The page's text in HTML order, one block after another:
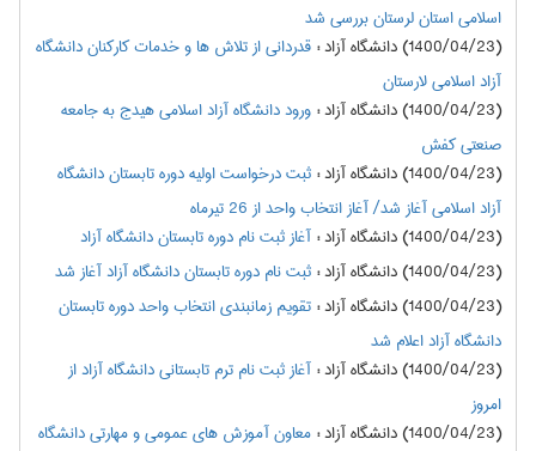
اسلامی استان لرستان بررسی شد
(1400/04/23) دانشگاه آزاد
:قدردانی از تلاش ها و خدمات کارکنان دانشگاه
آزاد اسلامی لارستان
(1400/04/23) دانشگاه آزاد
:ورود دانشگاه آزاد اسلامی هیدج به جامعه
صنعتی کفش
(1400/04/23) دانشگاه آزاد
:ثبت درخواست اولیه دوره تابستان دانشگاه
آزاد اسلامی آغاز شد/ آغاز انتخاب واحد از 26 تیرماه
(1400/04/23) دانشگاه آزاد
:آغاز ثبت نام دوره تابستان دانشگاه آزاد
(1400/04/23) دانشگاه آزاد
:ثبت نام دوره تابستان دانشگاه آزاد آغاز شد
(1400/04/23) دانشگاه آزاد
:تقویم زمانبندی انتخاب واحد دوره تابستان
دانشگاه آزاد اعلام شد
(1400/04/23) دانشگاه آزاد
:آغاز ثبت نام ترم تابستانی دانشگاه آزاد از
امروز
(1400/04/23) دانشگاه آزاد
:معاون آموزش های عمومی و مهارتی دانشگاه